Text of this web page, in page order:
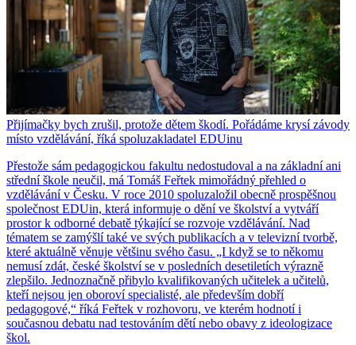
Přijímačky bych zrušil, protože dětem škodí. Pořádáme krysí závody
místo vzdělávání, říká spoluzakladatel EDUinu
Přestože sám pedagogickou fakultu nedostudoval a na základní ani
střední škole neučil, má Tomáš Feřtek mimořádný přehled o
vzdělávání v Česku. V roce 2010 spoluzaložil obecně prospěšnou
společnost EDUin, která informuje o dění ve školství a vytváří
prostor k odborné debatě týkající se rozvoje vzdělávání. Nad
tématem se zamýšlí také ve svých publikacích a v televizní tvorbě,
které aktuálně věnuje většinu svého času. „I když se to někomu
nemusí zdát, české školství se v posledních desetiletích výrazně
zlepšilo. Jednoznačně přibylo kvalifikovaných učitelek a učitelů,
kteří nejsou jen oboroví specialisté, ale především dobří
pedagogové,“ říká Feřtek v rozhovoru, ve kterém hodnotí i
současnou debatu nad testováním dětí nebo obavy z ideologizace
škol.